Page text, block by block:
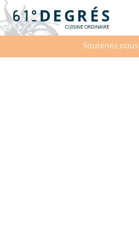
Soutenez-nous